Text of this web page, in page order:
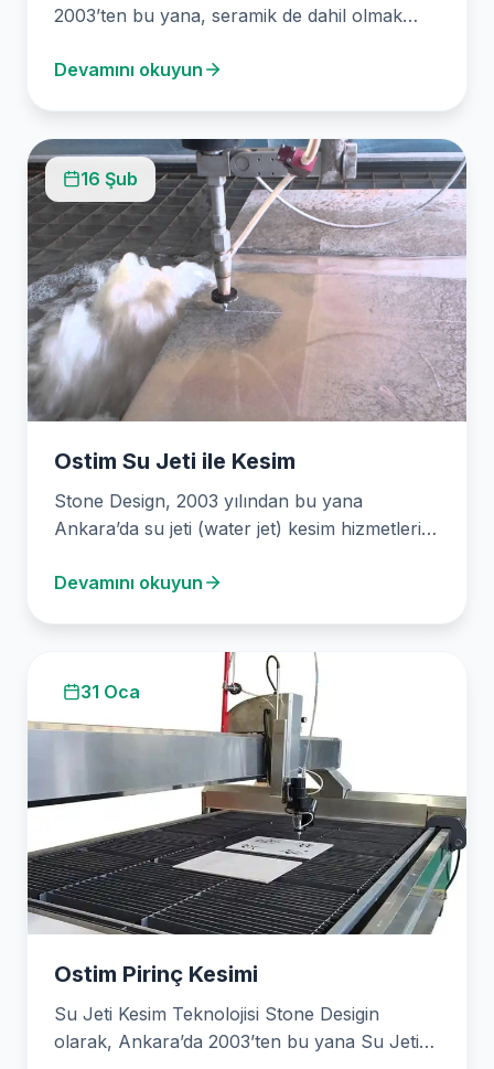
2003’ten bu yana, seramik de dahil olmak
Devamını okuyun
16 Şub
Ostim Su Jeti ile Kesim
Stone Design, 2003 yılından bu yana
Ankara’da su jeti (water jet) kesim hizmetleri
Devamını okuyun
31 Oca
Ostim Pirinç Kesimi
Su Jeti Kesim Teknolojisi Stone Desigin
olarak, Ankara’da 2003’ten bu yana Su Jeti